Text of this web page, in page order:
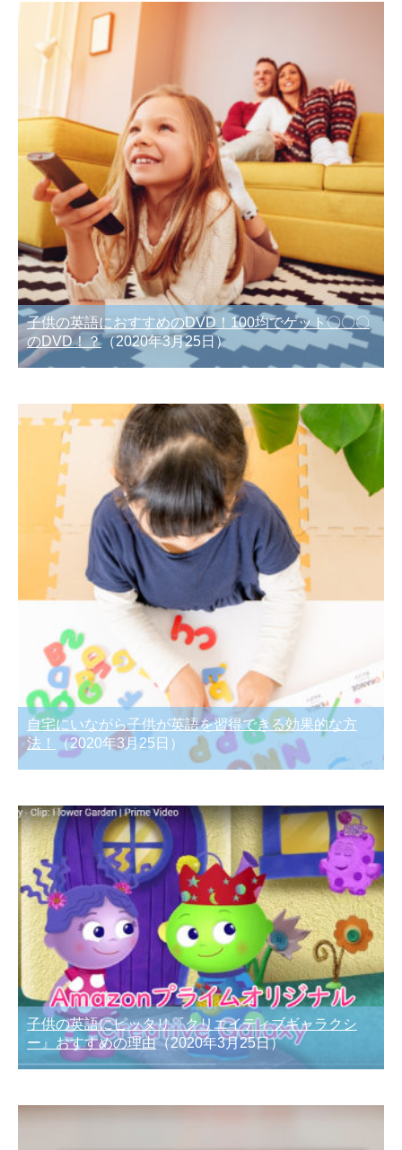
子供の英語におすすめのDVD！100均でゲット〇〇〇
のDVD！？（2020年3月25日）
自宅にいながら子供が英語を習得できる効果的な方
法！
（2020年3月25日）
子供の英語にピッタリ『クリエイティブギャラクシ
ー』おすすめの理由（2020年3月25日）